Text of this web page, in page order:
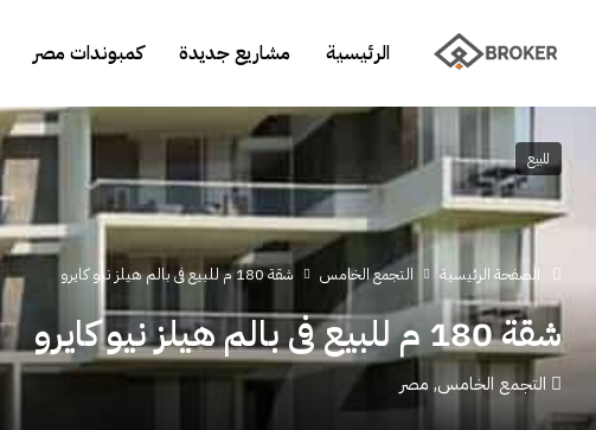
الرئيسية مشاريع جديدة كمبوندات مصر
للبيع
الصفحة الرئيسية التجمع الخامس شقة 180 م للبيع فى بالم هيلز نيو كايرو
شقة 180 م للبيع فى بالم هيلز نيو كايرو
التجمع الخامس, مصر